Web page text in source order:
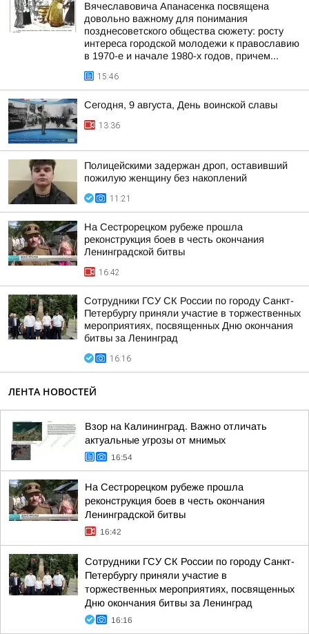
Вячеславовича Апанасенка посвящена
довольно важному для понимания
позднесоветского общества сюжету: росту
интереса городской молодежи к православию
в 1970-е и начале 1980-х годов, причем...
15:46
Сегодня, 9 августа, День воинской славы
13:36
Полицейскими задержан дроп, оставивший
пожилую женщину без накоплений
11:21
На Сестрорецком рубеже прошла
реконструкция боев в честь окончания
Ленинградской битвы
16:42
Сотрудники ГСУ СК России по городу Санкт-
Петербургу приняли участие в торжественных
мероприятиях, посвященных Дню окончания
битвы за Ленинград
16:16
ЛЕНТА НОВОСТЕЙ
Взор на Калининград. Важно отличать
актуальные угрозы от мнимых
16:54
На Сестрорецком рубеже прошла
реконструкция боев в честь окончания
Ленинградской битвы
16:42
Сотрудники ГСУ СК России по городу Санкт-
Петербургу приняли участие в
торжественных мероприятиях, посвященных
Дню окончания битвы за Ленинград
16:16